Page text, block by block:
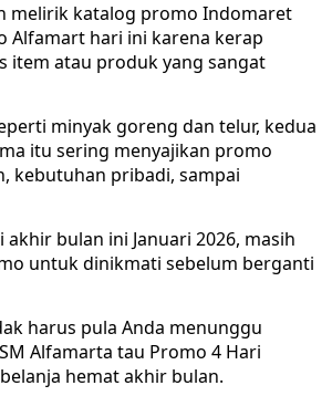
melirik katalog promo Indomaret
Alfamart hari ini karena kerap
item atau produk yang sangat
minyak goreng dan telur, kedua
itu sering menyajikan promo
kebutuhan pribadi, sampai
bulan ini Januari 2026, masih
untuk dinikmati sebelum berganti
harus pula Anda menunggu
Alfamarta tau Promo 4 Hari
hemat akhir bulan.